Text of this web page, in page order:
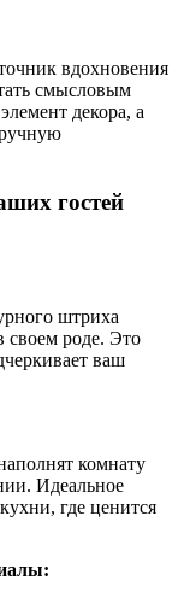
вдохновения
смысловым
декора, а
гостей
штриха
своем роде. Это
ваш
комнату
Идеальное
где ценится